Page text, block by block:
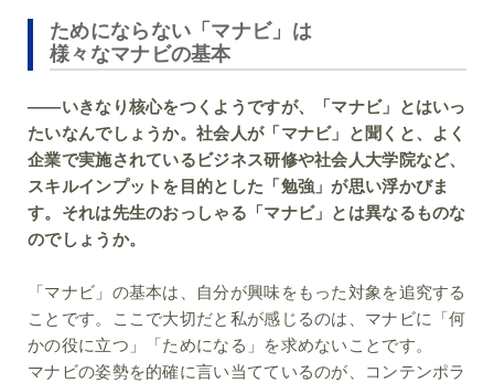
ためにならない「マナビ」は
様々なマナビの基本
――いきなり核心をつくようですが、「マナビ」とはいっ
たいなんでしょうか。社会人が「マナビ」と聞くと、よく
企業で実施されているビジネス研修や社会人大学院など、
スキルインプットを目的とした「勉強」が思い浮かびま
す。それは先生のおっしゃる「マナビ」とは異なるものな
のでしょうか。
「マナビ」の基本は、自分が興味をもった対象を追究する
ことです。ここで大切だと私が感じるのは、マナビに「何
かの役に立つ」「ためになる」を求めないことです。
マナビの姿勢を的確に言い当てているのが、コンテンポラ